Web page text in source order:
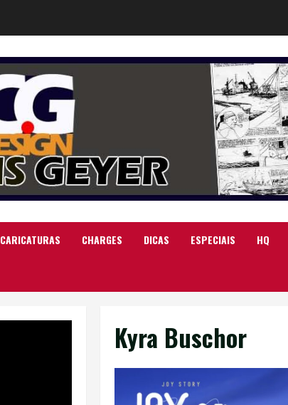
CARICATURAS CHARGES DICAS ESPECIAIS HQ
Kyra Buschor